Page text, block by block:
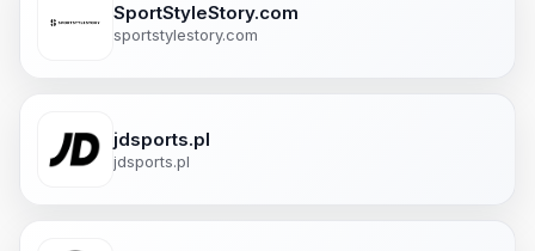
SportStyleStory.com
sportstylestory.com
jdsports.pl
jdsports.pl